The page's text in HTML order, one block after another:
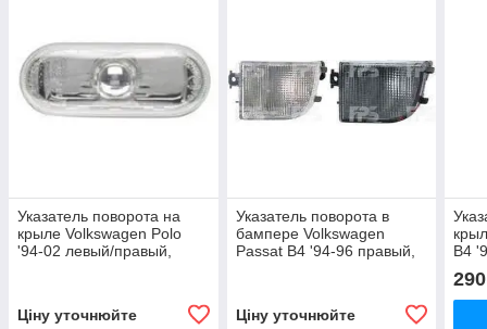
Указатель поворота на
крыле Volkswagen Polo
'94-02 левый/правый,
Ціну уточнюйте
Указатель поворота в
бампере Volkswagen
Passat B4 '94-96 правый,
Ціну уточнюйте
B4
290